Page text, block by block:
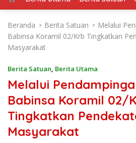
Beranda Berita Satuan
Melalui
Babinsa Koramil 02/Krb Tingkatkan
Masyarakat
Berita Satuan, Berita Utama
Melalui
Babinsa Koramil 02/
Tingkatkan
Masyarakat